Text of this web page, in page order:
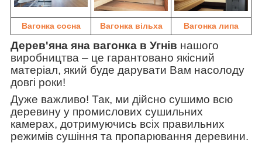
Вагонка сосна Вагонка вільха Вагонка липа
Дерев'яна яна вагонка в Угнів нашого
виробництва – це гарантовано якісний
матеріал, який буде дарувати Вам насолоду
довгі роки!
Дуже важливо! Так, ми дійсно сушимо всю
деревину у промислових сушильних
камерах, дотримуючись всіх правильних
режимів сушіння та пропарювання деревини.